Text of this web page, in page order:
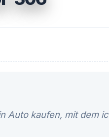
Auto kaufen, mit dem